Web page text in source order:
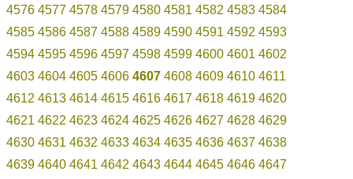
4576 4577 4578 4579 4580 4581 4582 4583 4584
4585 4586 4587 4588 4589 4590 4591 4592 4593
4594 4595 4596 4597 4598 4599 4600 4601 4602
4603 4604 4605 4606 4607 4608 4609 4610 4611
4612 4613 4614 4615 4616 4617 4618 4619 4620
4621 4622 4623 4624 4625 4626 4627 4628 4629
4630 4631 4632 4633 4634 4635 4636 4637 4638
4639 4640 4641 4642 4643 4644 4645 4646 4647